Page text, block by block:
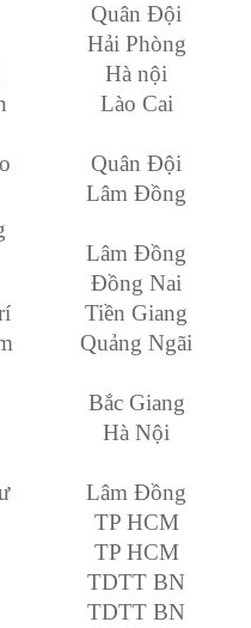
Quân Đội
Hải Phòng
Hà nội
Lào Cai
Quân Đội
Lâm Đồng
Lâm Đồng
Đồng Nai
Tiền Giang
Quảng Ngãi
Bắc Giang
Hà Nội
Lâm Đồng
TP HCM
TP HCM
TDTT BN
TDTT BN